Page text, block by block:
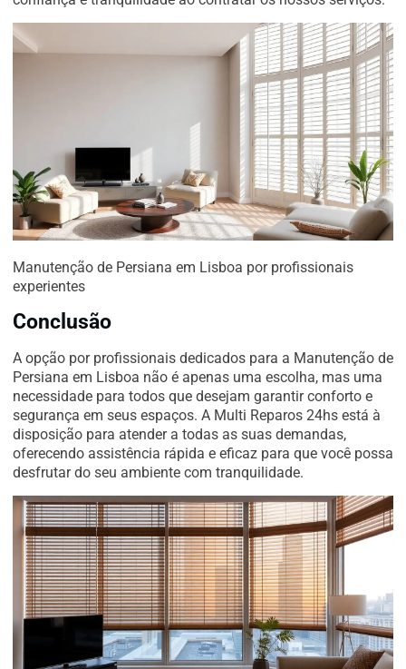
Manutenção de Persiana em Lisboa por profissionais
experientes
Conclusão
A opção por profissionais dedicados para a Manutenção de
Persiana em Lisboa não é apenas uma escolha, mas uma
necessidade para todos que desejam garantir conforto e
segurança em seus espaços. A Multi Reparos 24hs está à
disposição para atender a todas as suas demandas,
oferecendo assistência rápida e eficaz para que você possa
desfrutar do seu ambiente com tranquilidade.